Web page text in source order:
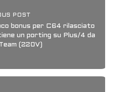
POST
bonus per C64 rilasciato
un porting su Plus/4 da
(220V)